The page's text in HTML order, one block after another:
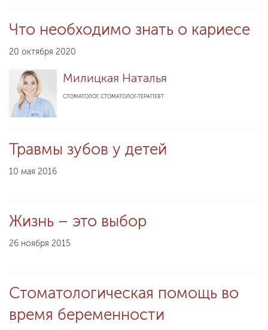
Что необходимо знать о кариесе
20 октября 2020
Милицкая Наталья
СТОМАТОЛОГ, СТОМАТОЛОГ-ТЕРАПЕВТ
Травмы зубов у детей
10 мая 2016
Жизнь – это выбор
26 ноября 2015
Стоматологическая помощь во
время беременности